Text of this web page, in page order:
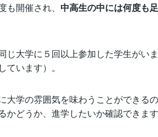
開催され、 中高生の中には何度も
じ大学に５回以上参加した学生がい
います）。
大学の雰囲気を味わうことができる
どうか、進学したいか確認できます